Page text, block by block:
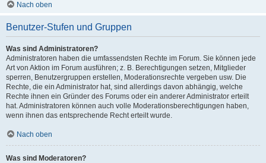
Nach oben
Benutzer-Stufen und Gruppen
Was sind Administratoren?
Administratoren haben die umfassendsten Rechte im Forum. Sie können jede
Art von Aktion im Forum ausführen; z. B. Berechtigungen setzen, Mitglieder
sperren, Benutzergruppen erstellen, Moderationsrechte vergeben usw. Die
Rechte, die ein Administrator hat, sind allerdings davon abhängig, welche
Rechte ihnen ein Gründer des Forums oder ein anderer Administrator erteilt
hat. Administratoren können auch volle Moderationsberechtigungen haben,
wenn ihnen das entsprechende Recht erteilt wurde.
Nach oben
Was sind Moderatoren?